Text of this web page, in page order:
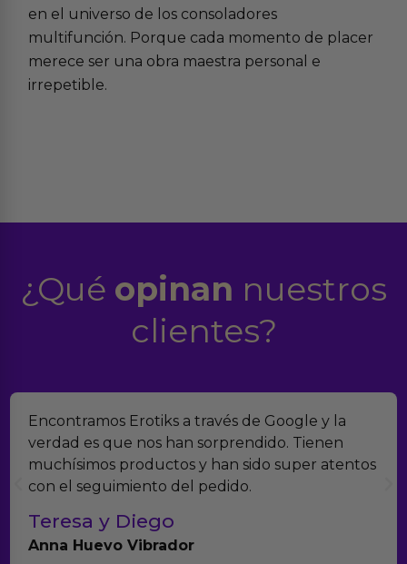
en el universo de los consoladores
multifunción. Porque cada momento de placer
merece ser una obra maestra personal e
irrepetible.
¿Qué opinan nuestros
clientes?
Encontramos Erotiks a través de Google y la
verdad es que nos han sorprendido. Tienen
muchísimos productos y han sido super atentos
con el seguimiento del pedido.
Teresa y Diego
Anna Huevo Vibrador